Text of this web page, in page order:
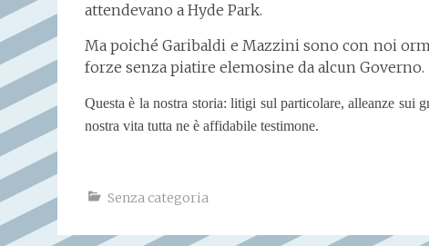
attendevano a Hyde Park.
Ma poiché Garibaldi e Mazzini sono con noi
forze senza piatire elemosine da alcun Governo.
Questa è la nostra storia: litigi sul particolare, alleanze sui
nostra vita tutta ne è affidabile testimone.
Senza categoria